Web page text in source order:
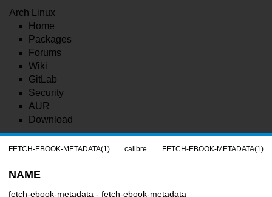
Arch Linux
Home
Packages
Forums
Wiki
GitLab
Security
AUR
Download
FETCH-EBOOK-METADATA(1) calibre FETCH-EBOOK-METADATA(1)
NAME
fetch-ebook-metadata - fetch-ebook-metadata